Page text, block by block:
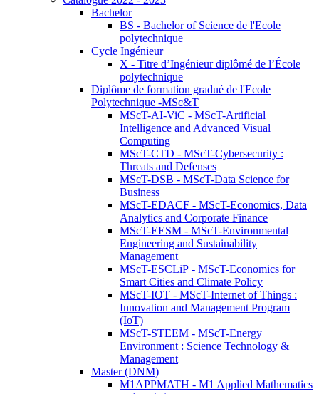
Bachelor
BS - Bachelor of Science de l'Ecole
polytechnique
Cycle Ingénieur
X - Titre d’Ingénieur diplômé de l’École
polytechnique
Diplôme de formation gradué de l'Ecole
Polytechnique -MSc&T
MScT-AI-ViC - MScT-Artificial
Intelligence and Advanced Visual
Computing
MScT-CTD - MScT-Cybersecurity :
Threats and Defenses
MScT-DSB - MScT-Data Science for
Business
MScT-EDACF - MScT-Economics, Data
Analytics and Corporate Finance
MScT-EESM - MScT-Environmental
Engineering and Sustainability
Management
MScT-ESCLiP - MScT-Economics for
Smart Cities and Climate Policy
MScT-IOT - MScT-Internet of Things :
Innovation and Management Program
(IoT)
MScT-STEEM - MScT-Energy
Environment : Science Technology &
Management
Master (DNM)
M1APPMATH - M1 Applied Mathematics